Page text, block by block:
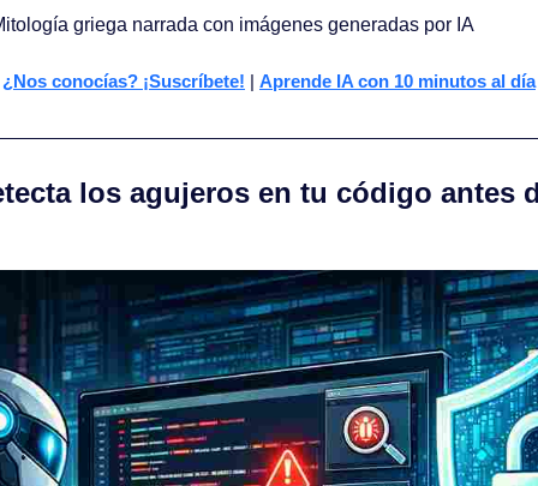
griega narrada con imágenes generadas por IA
¿Nos conocías? ¡Suscríbete! | Aprende IA con 10 minutos al día
los agujeros en tu código antes